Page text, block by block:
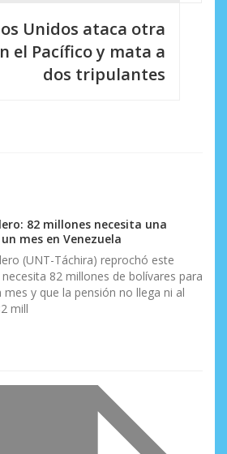
Unidos ataca otra
el Pacífico y mata a
dos tripulantes
82 millones necesita una
mes en Venezuela
(UNT-Táchira) reprochó este
82 millones de bolívares para
y que la pensión no llega ni al
mill